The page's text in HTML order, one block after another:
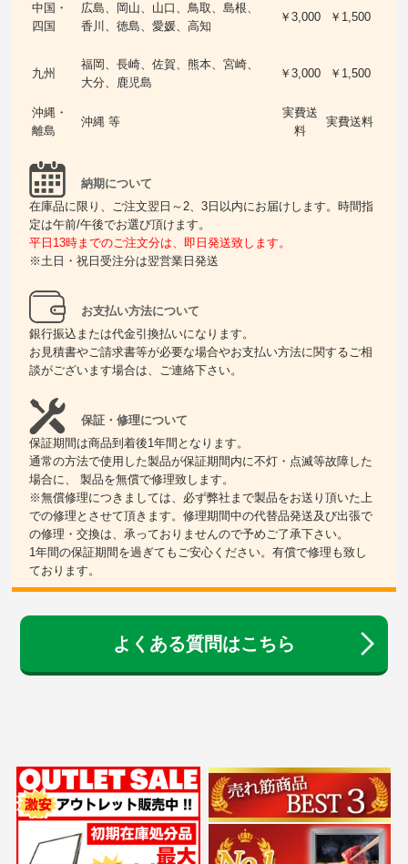
中国・
四国
広島、岡山、山口、鳥取、島根、
香川、徳島、愛媛、高知
￥3,000 ￥1,500
九州
福岡、長崎、佐賀、熊本、宮崎、
大分、鹿児島
￥3,000 ￥1,500
沖縄・
離島
沖縄 等
実費送
料
実費送料
納期について
在庫品に限り、ご注文翌日～2、3日以内にお届けします。時間指
定は午前/午後でお選び頂けます。
平日13時までのご注文分は、即日発送致します。
※土日・祝日受注分は翌営業日発送
お支払い方法について
銀行振込または代金引換払いになります。
お見積書やご請求書等が必要な場合やお支払い方法に関するご相
談がございます場合は、ご連絡下さい。
保証・修理について
保証期間は商品到着後1年間となります。
通常の方法で使用した製品が保証期間内に不灯・点滅等故障した
場合に、 製品を無償で修理致します。
※無償修理につきましては、必ず弊社まで製品をお送り頂いた上
での修理とさせて頂きます。修理期間中の代替品発送及び出張で
の修理・交換は、承っておりませんので予めご了承下さい。
1年間の保証期間を過ぎてもご安心ください。有償で修理も致し
ております。
よくある質問はこちら